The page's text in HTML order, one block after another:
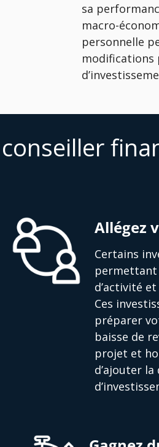
sa
macro-
personnelle
modifications
conseiller
Allégez
Certains
permettant
d’activité
Ces
préparer
baisse de
projet et
d’ajouter